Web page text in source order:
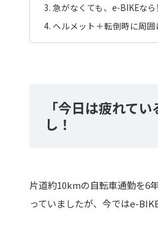
急がなくても、e-BIKEな
ヘルメット＋転倒時に周
「今日は疲れて
し！
片道約10kmの自転車通勤を6
っていましたが、今ではe-